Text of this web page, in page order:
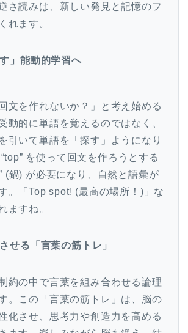
さ読みは、新しい発見と記憶のフ
れます。
」能動的学習へ
文を作れないか？」と考え始める
動的に単語を覚えるのではなく、
引いて単語を「探す」ようになり
を使って回文を作ろうとする
(鍋) が必要になり、自然と語彙が
。「Top spot! (最高の場所！)」な
ますね。
せる「言葉の筋トレ」
約の中で言葉を組み合わせる論理
。この「言葉の筋トレ」は、脳の
化させ、思考力や創造力を高める